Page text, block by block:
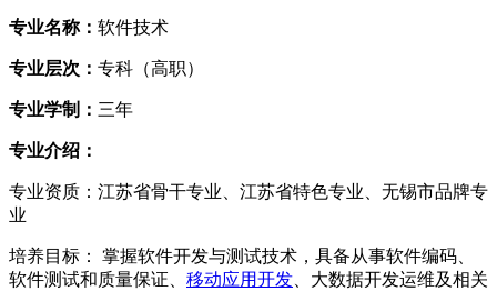
专业名称： 软件技术
专业层次： 专科（高职）
专业学制： 三年
专业介绍：
专业资质：江苏省骨干专业、江苏省特色专业、无锡市品牌专
业
培养目标： 掌握软件开发与测试技术，具备从事软件编码、
软件测试和质量保证、 移动应用开发 、大数据开发运维及相关